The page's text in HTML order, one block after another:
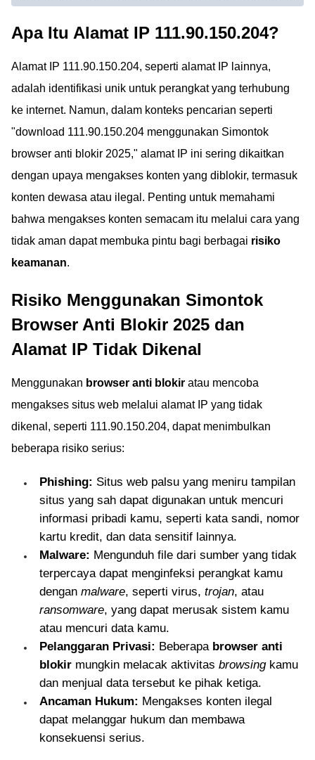
Apa Itu Alamat IP 111.90.150.204?
Alamat IP 111.90.150.204, seperti alamat IP lainnya,
adalah identifikasi unik untuk perangkat yang terhubung
ke internet. Namun, dalam konteks pencarian seperti
"download 111.90.150.204 menggunakan Simontok
browser anti blokir 2025," alamat IP ini sering dikaitkan
dengan upaya mengakses konten yang diblokir, termasuk
konten dewasa atau ilegal. Penting untuk memahami
bahwa mengakses konten semacam itu melalui cara yang
tidak aman dapat membuka pintu bagi berbagai risiko
keamanan.
Risiko Menggunakan Simontok
Browser Anti Blokir 2025 dan
Alamat IP Tidak Dikenal
Menggunakan browser anti blokir atau mencoba
mengakses situs web melalui alamat IP yang tidak
dikenal, seperti 111.90.150.204, dapat menimbulkan
beberapa risiko serius:
Phishing: Situs web palsu yang meniru tampilan
situs yang sah dapat digunakan untuk mencuri
informasi pribadi kamu, seperti kata sandi, nomor
kartu kredit, dan data sensitif lainnya.
Malware: Mengunduh file dari sumber yang tidak
terpercaya dapat menginfeksi perangkat kamu
dengan malware, seperti virus, trojan, atau
ransomware, yang dapat merusak sistem kamu
atau mencuri data kamu.
Pelanggaran Privasi: Beberapa browser anti
blokir mungkin melacak aktivitas browsingkamu
dan menjual data tersebut ke pihak ketiga.
Ancaman Hukum: Mengakses konten ilegal
dapat melanggar hukum dan membawa
konsekuensi serius.